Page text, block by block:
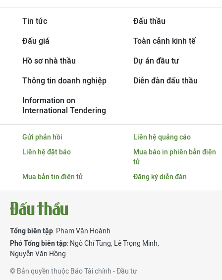
Tin tức Đấu thầu
Đấu giá Toàn cảnh kinh tế
Hồ sơ nhà thầu Dự án đầu tư
Thông tin doanh nghiệp Diễn đàn đấu thầu
Information on
International Tendering
Gửi phản hồi
Liên hệ quảng cáo
Liên hệ đặt báo
Mua báo in phiên bản điện
tử
Mua bản tin điện tử
Đăng ký diễn đàn
Tổng biên tập: Phạm Văn Hoành
Phó Tổng biên tập: Ngô Chí Tùng, Lê Trọng Minh,
Nguyễn Văn Hồng
© Bản quyền thuộc Báo Tài chính - Đầu tư